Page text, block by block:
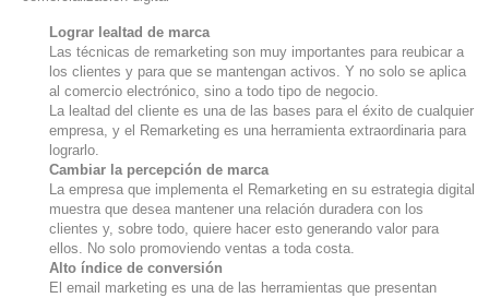
Lograr lealtad de marca
Las técnicas de remarketing son muy importantes para reubicar a
los clientes y para que se mantengan activos. Y no solo se aplica
al comercio electrónico, sino a todo tipo de negocio.
La lealtad del cliente es una de las bases para el éxito de cualquier
empresa, y el Remarketing es una herramienta extraordinaria para
lograrlo.
Cambiar la percepción de marca
La empresa que implementa el Remarketing en su estrategia digital
muestra que desea mantener una relación duradera con los
clientes y, sobre todo, quiere hacer esto generando valor para
ellos. No solo promoviendo ventas a toda costa.
Alto índice de conversión
El email marketing es una de las herramientas que presentan